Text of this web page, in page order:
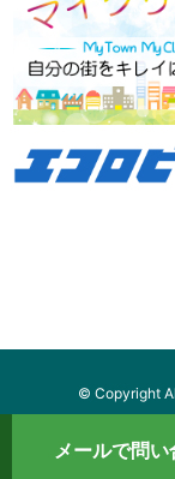
メールで問い
© Copyright